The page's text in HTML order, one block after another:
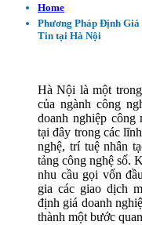
Home
Phương Pháp Định
Tin tại Hà Nội
Hà Nội là một
của ngành công
doanh nghiệp công
tại đây trong các
nghệ, trí tuệ nhân
tảng công nghệ số.
nhu cầu gọi vốn
gia các giao dịch
định giá doanh
thành một bước